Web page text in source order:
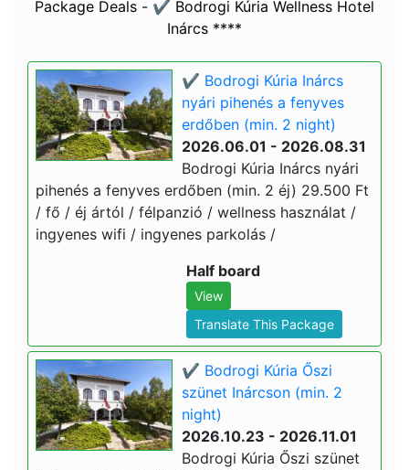
Package Deals - ✔️ Bodrogi Kúria Wellness Hotel
Inárcs ****
✔️ Bodrogi Kúria Inárcs
nyári pihenés a fenyves
erdőben (min. 2 night)
2026.06.01 - 2026.08.31
Bodrogi Kúria Inárcs nyári
pihenés a fenyves erdőben (min. 2 éj) 29.500 Ft
/ fő / éj ártól / félpanzió / wellness használat /
ingyenes wifi / ingyenes parkolás /
Half board
View
Translate This Package
✔️ Bodrogi Kúria Őszi
szünet Inárcson (min. 2
night)
2026.10.23 - 2026.11.01
Bodrogi Kúria Őszi szünet